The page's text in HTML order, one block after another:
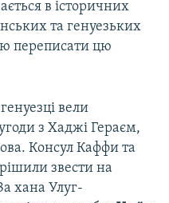
в історичних
та генуезьких
переписати цю
вели
з Хаджі Гераєм,
Консул Каффи та
звести на
хана Улуг-